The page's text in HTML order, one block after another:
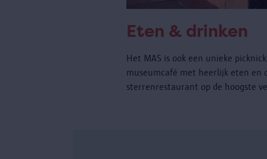
Eten & drinken
Het MAS is ook een unieke
museumcafé met heerlijk eten en
sterrenrestaurant op de hoogste